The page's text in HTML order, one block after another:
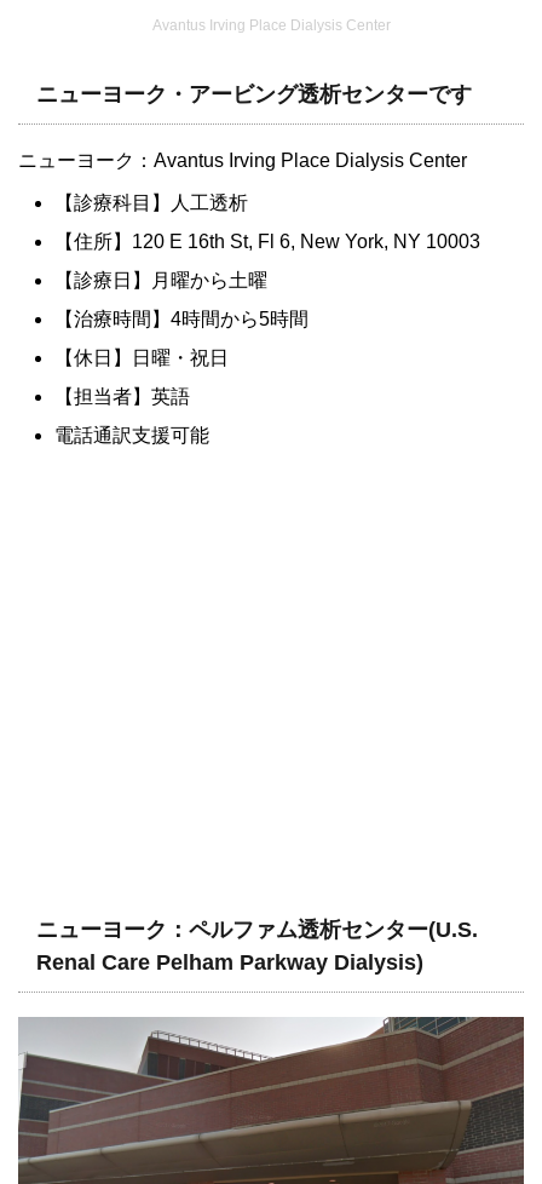
Avantus Irving Place Dialysis Center
ニューヨーク・アービング透析センターです
ニューヨーク：Avantus Irving Place Dialysis Center
【診療科目】人工透析
【住所】120 E 16th St, Fl 6, New York, NY 10003
【診療日】月曜から土曜
【治療時間】4時間から5時間
【休日】日曜・祝日
【担当者】英語
電話通訳支援可能
ニューヨーク：ペルファム透析センター(U.S.
Renal Care Pelham Parkway Dialysis)